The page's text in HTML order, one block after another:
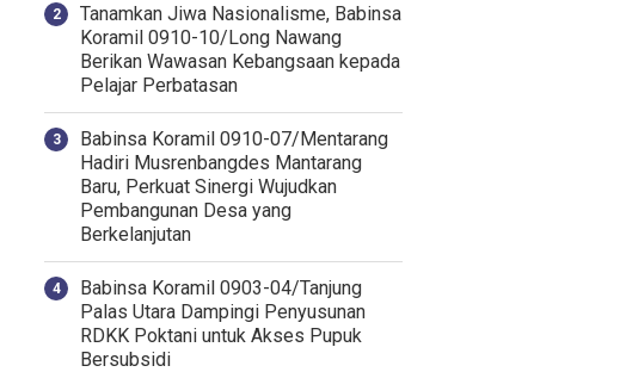
Tanamkan Jiwa Nasionalisme, Babinsa
Koramil 0910-10/Long Nawang
Berikan Wawasan Kebangsaan kepada
Pelajar Perbatasan
Babinsa Koramil 0910-07/Mentarang
Hadiri Musrenbangdes Mantarang
Baru, Perkuat Sinergi Wujudkan
Pembangunan Desa yang
Berkelanjutan
‎Babinsa Koramil 0903-04/Tanjung
Palas Utara Dampingi Penyusunan
RDKK Poktani untuk Akses Pupuk
Bersubsidi